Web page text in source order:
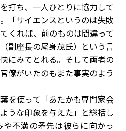
打ち、一人ひとりに協力して
「サイエンスというのは失敗
くれば、前のものは間違って
副座長の尾身茂氏）という言
にみてとれる。そして両者の
僚がいたのもまた事実のよう
を使って「あたかも専門家会
うな印象を与えた」と総括し
不満の矛先は彼らに向かっ